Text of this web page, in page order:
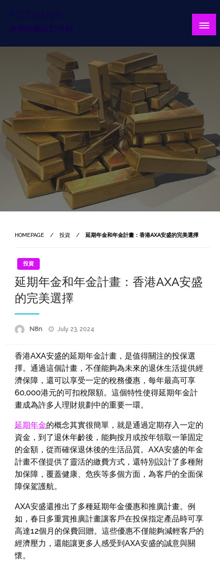
HOMEPAGE 投資 延期年金和年金計畫：香港AXA安盛的完美選擇
投資
延期年金和年金計畫：香港AXA安盛
的完美選擇
N8n
Posted
July 23, 2024
香港AXA安盛的延期年金計畫，是值得關注的投保選
擇。通過這個計畫，不僅能夠為未來的退休生活提供經
濟保障，還可以享受一定的稅務優惠，每年最高可享
60,000港元的可扣稅限額。這個特性使得延期年金計
畫成為許多人理財規劃中的重要一環。
延期年金的概念其實很簡單，就是通過定期存入一定的
資金，到了退休年齡後，能夠按月或按年領取一筆固定
的金額，從而確保退休後的生活品質。AXA安盛的年金
計畫不僅提供了靈活的繳費方式，還特別設計了多種附
加保障，覆蓋健康、危疾等多個方面，為客戶的全面保
障保駕護航。
AXA安盛還推出了多種延期年金優惠和推廣計畫。例
如，春日多重賞推廣計畫讓客戶在投保指定產品時可享
高達12個月的保費回贈。這些優惠不僅能夠減輕客戶的
經濟壓力，還能讓更多人感受到AXA安盛的誠意與關
懷。